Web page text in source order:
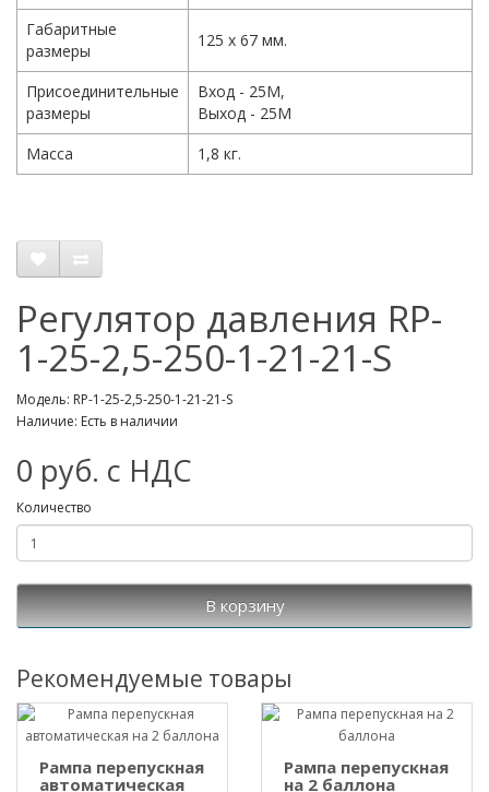
Габаритные
размеры
125 х 67 мм.
Присоединительные
размеры
Вход - 25M,
Выход - 25M
Масса
1,8 кг.
Регулятор давления RP-
1-25-2,5-250-1-21-21-S
Модель: RP-1-25-2,5-250-1-21-21-S
Наличие: Есть в наличии
0 руб. с НДС
Количество
В корзину
Рекомендуемые товары
Рампа перепускная
автоматическая
Рампа перепускная
на 2 баллона